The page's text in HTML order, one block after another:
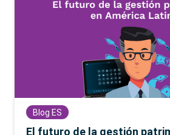
Blog ES
El futuro de la gestión